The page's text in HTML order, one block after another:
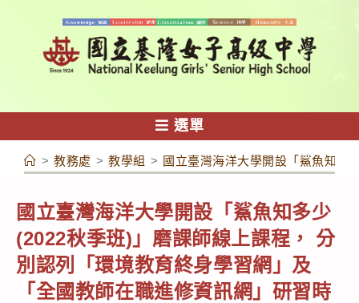
容
選單
> 教務處 > 教學組 > 國立臺灣海洋大學開設「鯊魚知多
國立臺灣海洋大學開設「鯊魚知多少
(2022秋季班)」磨課師線上課程， 分
別認列「環境教育終身學習網」及
「全國教師在職進修資訊網」研習時